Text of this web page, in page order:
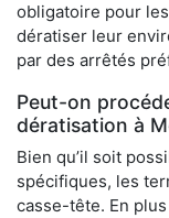
obligatoire pour
dératiser leur
par des arrêtés
Peut-on
dératisation à
Bien qu’il soit
spécifiques, les
casse-tête. En